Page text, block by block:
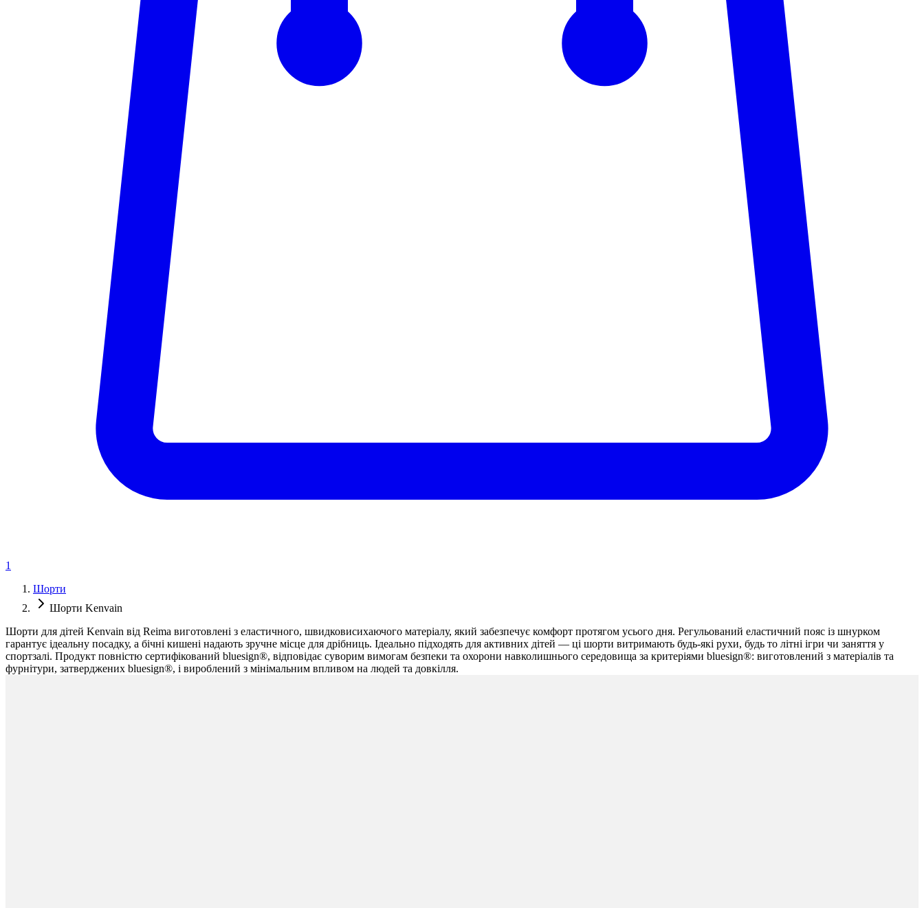
1
Шорти
Шорти Kenvain
Шорти для дітей Kenvain від Reima виготовлені з еластичного, швидковисихаючого матеріалу, який забезпечує комфорт протягом усього дня. Регульований еластичний пояс із шнурком
гарантує ідеальну посадку, а бічні кишені надають зручне місце для дрібниць. Ідеально підходять для активних дітей — ці шорти витримають будь-які рухи, будь то літні ігри чи заняття у
спортзалі. Продукт повністю сертифікований bluesign®, відповідає суворим вимогам безпеки та охорони навколишнього середовища за критеріями bluesign®: виготовлений з матеріалів та
фурнітури, затверджених bluesign®, і вироблений з мінімальним впливом на людей та довкілля.